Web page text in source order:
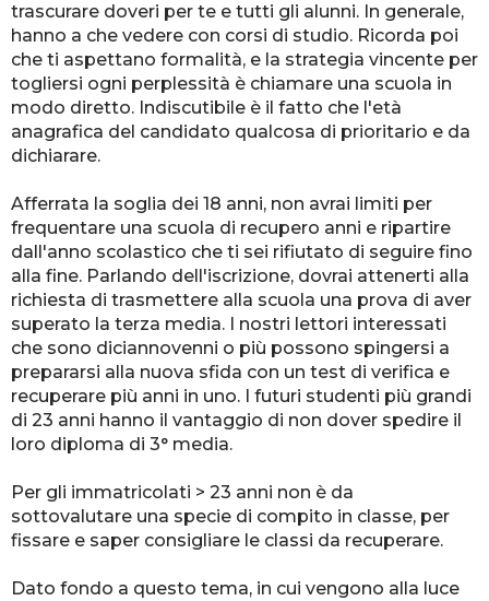
trascurare doveri per te e tutti gli alunni. In generale,
hanno a che vedere con corsi di studio. Ricorda poi
che ti aspettano formalità, e la strategia vincente per
togliersi ogni perplessità è chiamare una scuola in
modo diretto. Indiscutibile è il fatto che l'età
anagrafica del candidato qualcosa di prioritario e da
dichiarare.
Afferrata la soglia dei 18 anni, non avrai limiti per
frequentare una scuola di recupero anni e ripartire
dall'anno scolastico che ti sei rifiutato di seguire fino
alla fine. Parlando dell'iscrizione, dovrai attenerti alla
richiesta di trasmettere alla scuola una prova di aver
superato la terza media. I nostri lettori interessati
che sono diciannovenni o più possono spingersi a
prepararsi alla nuova sfida con un test di verifica e
recuperare più anni in uno. I futuri studenti più grandi
di 23 anni hanno il vantaggio di non dover spedire il
loro diploma di 3° media.
Per gli immatricolati > 23 anni non è da
sottovalutare una specie di compito in classe, per
fissare e saper consigliare le classi da recuperare.
Dato fondo a questo tema, in cui vengono alla luce